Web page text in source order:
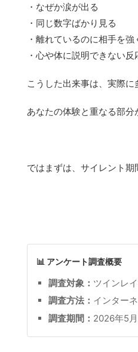
・なぜか涙が出る
・同じ数字ばかり見る
・離れているのに相手を強
・心や体に説明できない反
こうした出来事は、実際に
あなたの体験と重なる部分
ではまずは、サイレント期
📊 アンケート調査概要
調査対象： ツインレ
調査方法： インター
調査期間： 2026年5